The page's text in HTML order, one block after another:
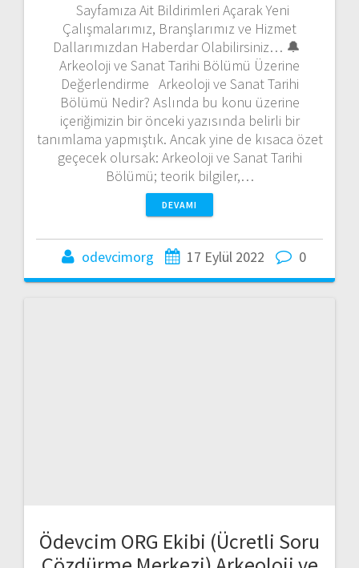
Sayfamıza Ait Bildirimleri Açarak Yeni
Çalışmalarımız, Branşlarımız ve Hizmet
Dallarımızdan Haberdar Olabilirsiniz… 🔔
Arkeoloji ve Sanat Tarihi Bölümü Üzerine
Değerlendirme Arkeoloji ve Sanat Tarihi
Bölümü Nedir? Aslında bu konu üzerine
içeriğimizin bir önceki yazısında belirli bir
tanımlama yapmıştık. Ancak yine de kısaca özet
geçecek olursak: Arkeoloji ve Sanat Tarihi
Bölümü; teorik bilgiler,…
DEVAMI
odevcimorg 17 Eylül 2022 0
Ödevcim ORG Ekibi (Ücretli Soru